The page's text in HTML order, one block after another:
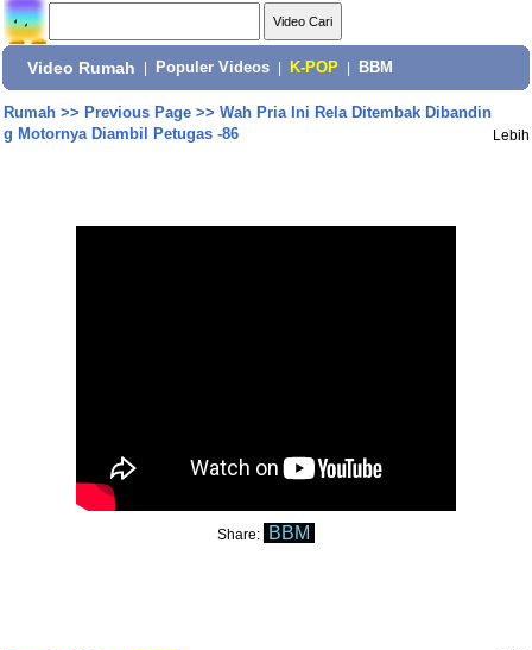
Video Rumah Populer Videos K-POP BBM
Rumah>> Previous Page>> Wah Pria Ini Rela Ditembak Dibandin
g Motornya Diambil Petugas -86
Lebih
Share: BBM